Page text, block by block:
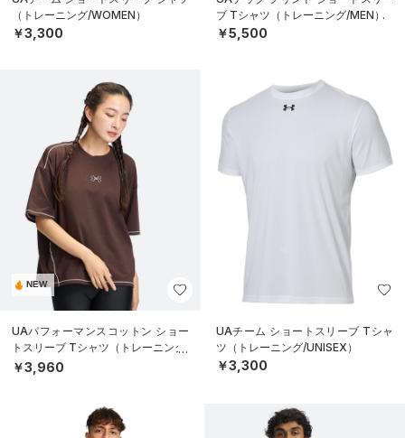
（トレーニング/WOMEN）
￥3,300
ブ Tシャツ（トレーニング/MEN）
￥5,500
NEW
UAパフォーマンスコットン ショー
トスリーブ Tシャツ（トレーニング/
WOMEN）
￥3,960
UAチーム ショートスリーブ Tシャ
ツ（トレーニング/UNISEX）
￥3,300